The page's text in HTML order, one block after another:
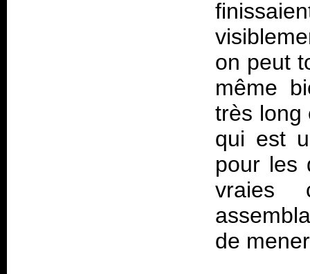
on peut
même
très long
qui est
pour les
vraies
de